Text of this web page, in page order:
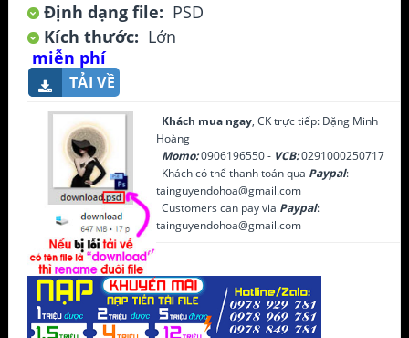
Định dạng file: PSD
Kích thước: Lớn
miễn phí
TẢI VỀ
Khách mua ngay, CK trực tiếp: Đặng Minh
Hoàng
Momo:0906196550 - VCB:0291000250717
Khách có thể thanh toán qua Paypal:
tainguyendohoa@gmail.com
Customers can pay via Paypal:
tainguyendohoa@gmail.com